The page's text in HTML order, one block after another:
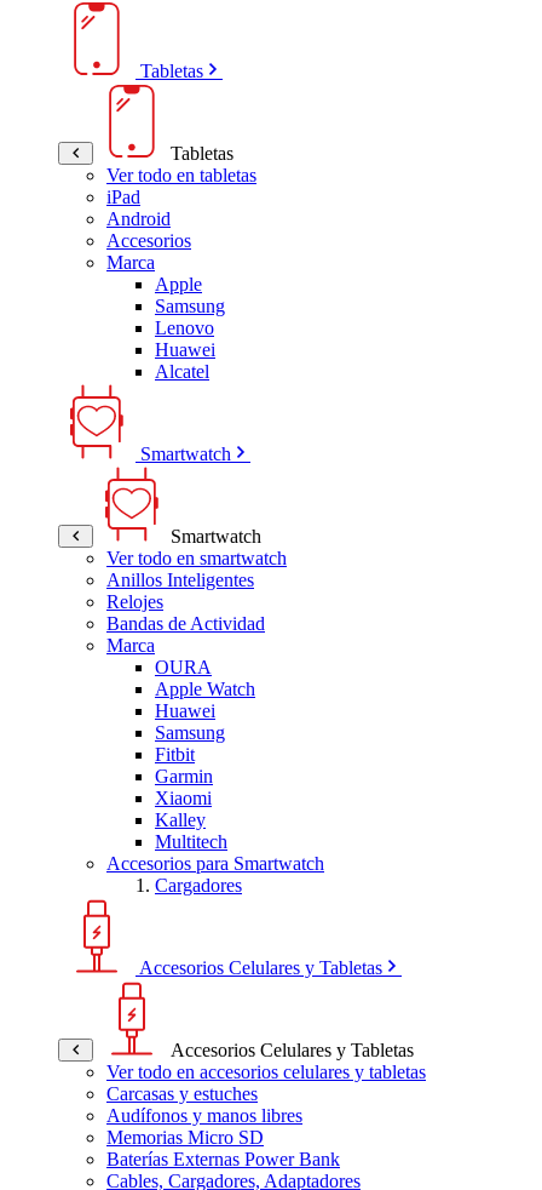
Tabletas
Tabletas
Ver todo en tabletas
iPad
Android
Accesorios
Marca
Apple
Samsung
Lenovo
Huawei
Alcatel
Smartwatch
Smartwatch
Ver todo en smartwatch
Anillos Inteligentes
Relojes
Bandas de Actividad
Marca
OURA
Apple Watch
Huawei
Samsung
Fitbit
Garmin
Xiaomi
Kalley
Multitech
Accesorios para Smartwatch
Cargadores
Accesorios Celulares y Tabletas
Accesorios Celulares y Tabletas
Ver todo en accesorios celulares y tabletas
Carcasas y estuches
Audífonos y manos libres
Memorias Micro SD
Baterías Externas Power Bank
Cables, Cargadores, Adaptadores